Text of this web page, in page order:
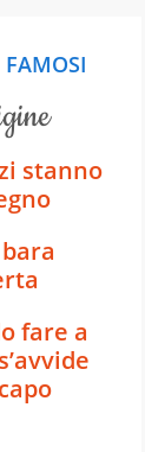
stanno
fare a